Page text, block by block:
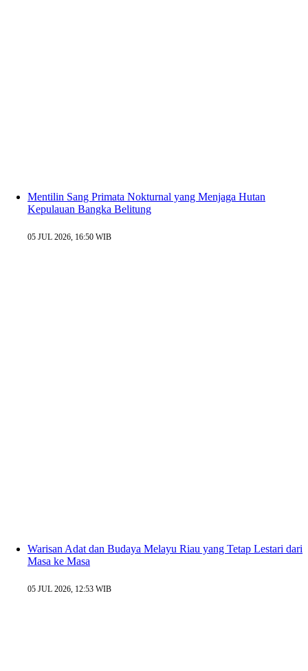
Mentilin Sang Primata Nokturnal yang Menjaga Hutan
Kepulauan Bangka Belitung
05 JUL 2026, 16:50 WIB
Warisan Adat dan Budaya Melayu Riau yang Tetap Lestari dari
Masa ke Masa
05 JUL 2026, 12:53 WIB